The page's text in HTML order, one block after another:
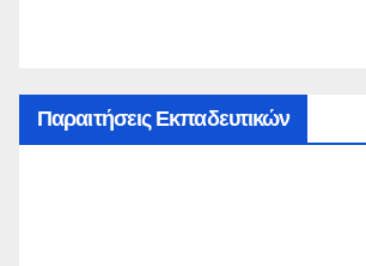
Παραιτήσεις Εκπαδευτικών